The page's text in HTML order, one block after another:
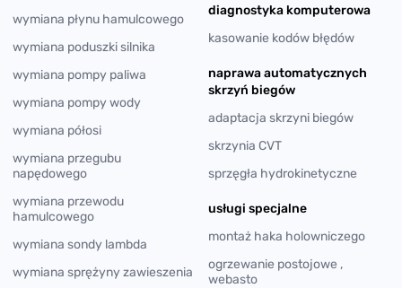
wymiana płynu hamulcowego
wymiana poduszki silnika
wymiana pompy paliwa
wymiana pompy wody
wymiana półosi
wymiana przegubu
napędowego
wymiana przewodu
hamulcowego
wymiana sondy lambda
wymiana sprężyny zawieszenia
diagnostyka komputerowa
kasowanie kodów błędów
naprawa automatycznych
skrzyń biegów
adaptacja skrzyni biegów
skrzynia CVT
sprzęgła hydrokinetyczne
usługi specjalne
montaż haka holowniczego
ogrzewanie postojowe ,
webasto